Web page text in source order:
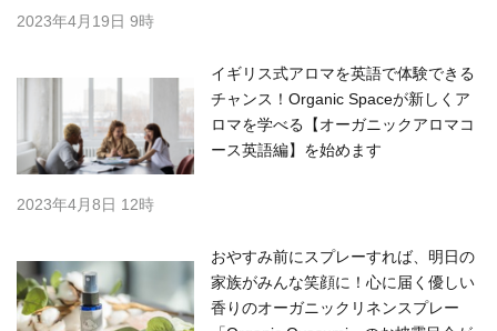
2023年4月19日 9時
イギリス式アロマを英語で体験できる
チャンス！Organic Spaceが新しくア
ロマを学べる【オーガニックアロマコ
ース英語編】を始めます
2023年4月8日 12時
おやすみ前にスプレーすれば、明日の
家族がみんな笑顔に！心に届く優しい
香りのオーガニックリネンスプレー